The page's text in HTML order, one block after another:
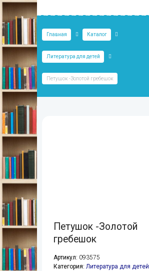
Главная Каталог
Литература для детей
Петушок -Золотой гребешок
Петушок -Золотой
гребешок
Артикул: 093575
Категория: Литература для детей